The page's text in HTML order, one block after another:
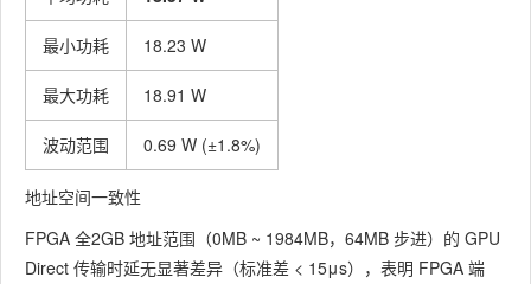
最小功耗 18.23 W
最大功耗 18.91 W
波动范围 0.69 W (±1.8%)
地址空间一致性
FPGA 全2GB 地址范围（0MB ~ 1984MB，64MB 步进）的 GPU
Direct 传输时延无显著差异（标准差 < 15μs），表明 FPGA 端